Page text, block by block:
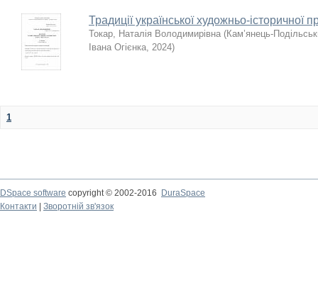
Традиції української художньо-історичної
Токар, Наталія Володимирівна (Кам’янець-
Івана Огієнка, 2024)
1
DSpace software copyright © 2002-2016
DuraSpace
Контакти
Зворотній зв'язок